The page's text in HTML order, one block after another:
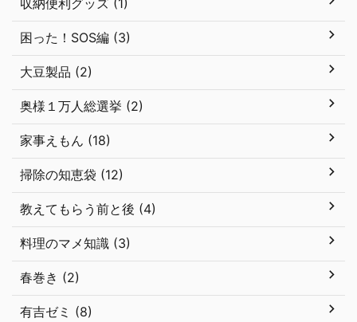
収納便利グッズ (1)
困った！SOS編 (3)
大豆製品 (2)
奥様１万人総選挙 (2)
家事えもん (18)
掃除の知恵袋 (12)
教えてもらう前と後 (4)
料理のマメ知識 (3)
春巻き (2)
有吉ゼミ (8)